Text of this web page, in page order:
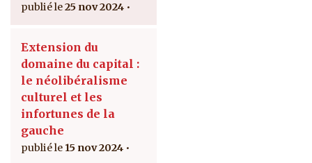
25 nov 2024
Extension du
domaine du capital :
le néolibéralisme
culturel et les
infortunes de la
gauche
15 nov 2024